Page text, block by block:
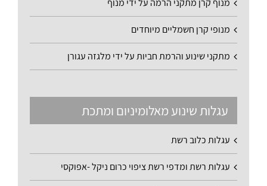
מנוף קרן מתקני הרמה על ידי מנוף
מנופי קרן חשמליים מיוחדים
מתקני שינוע והרמת חביות על ידי מלגזה עגורן
עגלות שינוע מאלומיניום ומתכת
עגלות כלוב רשת
עגלות רשת ומדפי רשת ציפוי כרום ניקל -אפוקסי